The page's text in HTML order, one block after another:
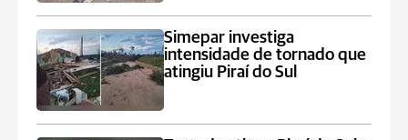
Simepar investiga
intensidade de tornado que
atingiu Piraí do Sul